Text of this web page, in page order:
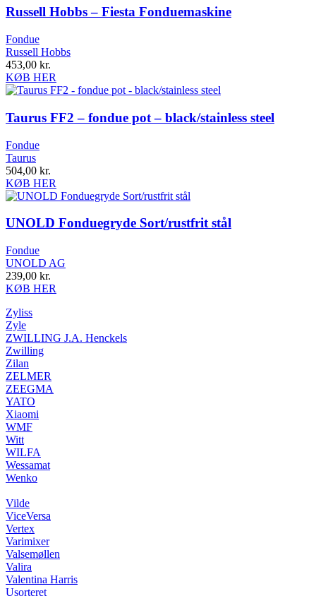
Russell Hobbs – Fiesta Fonduemaskine
Fondue
Russell Hobbs
453,00 kr.
KØB HER
Taurus FF2 – fondue pot – black/stainless steel
Fondue
Taurus
504,00 kr.
KØB HER
UNOLD Fonduegryde Sort/rustfrit stål
Fondue
UNOLD AG
239,00 kr.
KØB HER
Zyliss
Zyle
ZWILLING J.A. Henckels
Zwilling
Zilan
ZELMER
ZEEGMA
YATO
Xiaomi
WMF
Witt
WILFA
Wessamat
Wenko
Vilde
ViceVersa
Vertex
Varimixer
Valsemøllen
Valira
Valentina Harris
Usorteret